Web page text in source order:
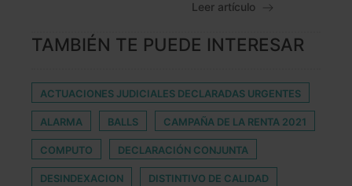
Leer artículo
TAMBIÉN TE PUEDE INTERESAR
ACTUACIONES JUDICIALES DECLARADAS URGENTES
ALARMA BALLS CAMPAÑA DE LA RENTA 2021
COMPUTO DECLARACIÓN CONJUNTA
DESINDEXACION DISTINTIVO DE CALIDAD